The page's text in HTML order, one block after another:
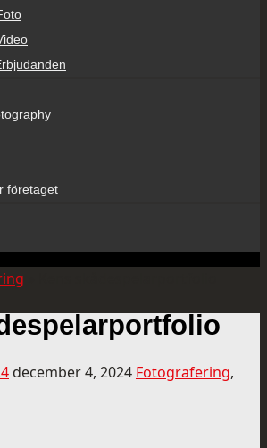
företaget
december 4, 2024 Fotografering,